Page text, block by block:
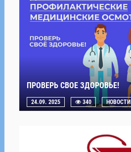
ПРОВЕРЬ СВОЕ ЗДОРОВЬЕ!
24.09. 2025 340 НОВОСТИ